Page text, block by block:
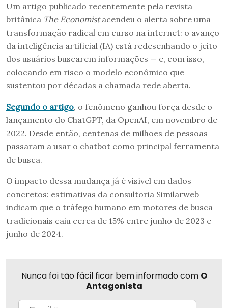
Um artigo publicado recentemente pela revista
britânica The Economistacendeu o alerta sobre uma
transformação radical em curso na internet: o avanço
da inteligência artificial (IA) está redesenhando o jeito
dos usuários buscarem informações — e, com isso,
colocando em risco o modelo econômico que
sustentou por décadas a chamada rede aberta.
Segundo o artigo, o fenômeno ganhou força desde o
lançamento do ChatGPT, da OpenAI, em novembro de
2022. Desde então, centenas de milhões de pessoas
passaram a usar o chatbot como principal ferramenta
de busca.
O impacto dessa mudança já é visível em dados
concretos: estimativas da consultoria Similarweb
indicam que o tráfego humano em motores de busca
tradicionais caiu cerca de 15% entre junho de 2023 e
junho de 2024.
Nunca foi tão fácil ficar bem informado com O
Antagonista